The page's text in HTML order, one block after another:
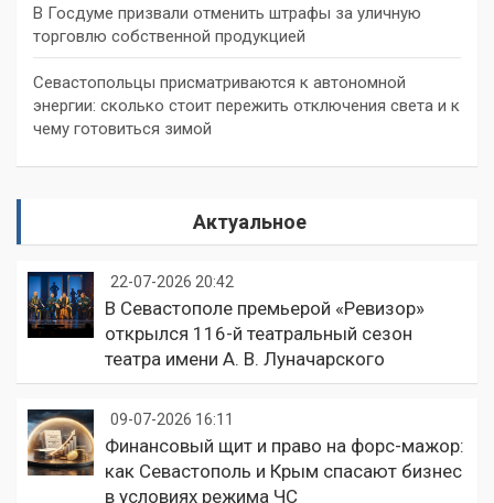
В Госдуме призвали отменить штрафы за уличную
торговлю собственной продукцией
Севастопольцы присматриваются к автономной
энергии: сколько стоит пережить отключения света и к
чему готовиться зимой
Актуальное
22-07-2026 20:42
В Севастополе премьерой «Ревизор»
открылся 116-й театральный сезон
театра имени А. В. Луначарского
09-07-2026 16:11
Финансовый щит и право на форс-мажор:
как Севастополь и Крым спасают бизнес
в условиях режима ЧС